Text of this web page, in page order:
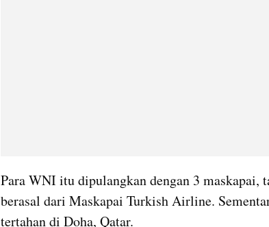
Para WNI itu dipulangkan dengan 3 maskapai,
berasal dari Maskapai Turkish Airline.
tertahan di Doha, Qatar.